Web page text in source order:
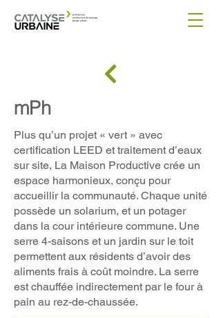
mPh
Plus qu’un projet « vert » avec
certification LEED et traitement d’eaux
sur site, La Maison Productive crée un
espace harmonieux, conçu pour
accueillir la communauté. Chaque unité
possède un solarium, et un potager
dans la cour intérieure commune. Une
serre 4-saisons et un jardin sur le toit
permettent aux résidents d’avoir des
aliments frais à coût moindre. La serre
est chauffée indirectement par le four à
pain au rez-de-chaussée.